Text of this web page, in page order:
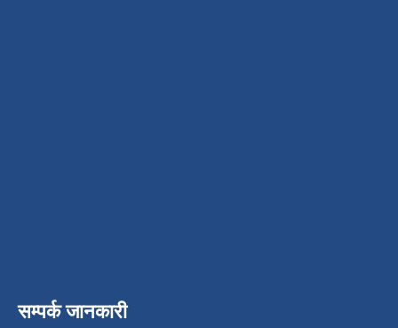
सम्पर्क जानकारी